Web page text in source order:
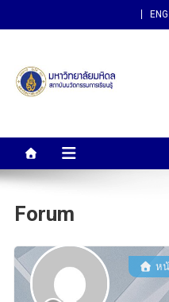
ENG
สถาบันนวัต
Forum
ห